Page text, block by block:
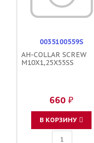
0035100559S
AH-COLLAR SCREW
M10X1,25X55SS
660 ₽
В КОРЗИНУ